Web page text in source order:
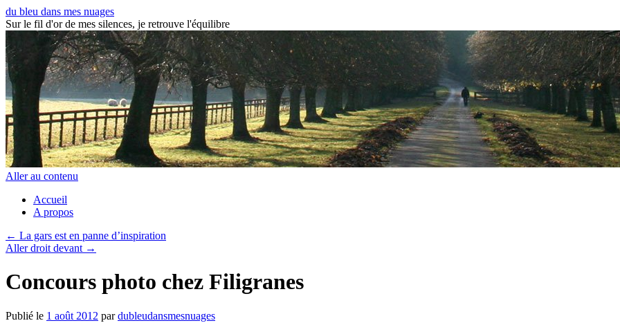
du bleu dans mes nuages
Sur le fil d'or de mes silences, je retrouve l'équilibre
Aller au contenu
Accueil
A propos
← La gars est en panne d’inspiration
Aller droit devant →
Concours photo chez Filigranes
Publié le 1 août 2012 par dubleudansmesnuages